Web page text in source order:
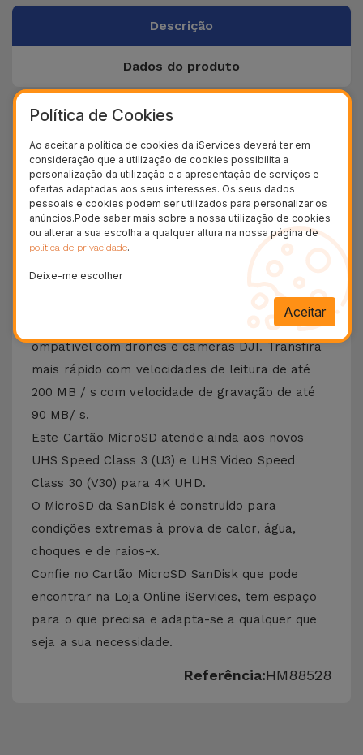
Descrição
Dados do produto
Garantia Duradoura
36 Meses
Entrega Grátis
24H
Encontre o Cartão MicroSD SanDisk
Trata-se de um cartão MicroSD SanDisk
ompatível com drones e câmeras DJI. Transfira
mais rápido com velocidades de leitura de até
200 MB / s com velocidade de gravação de até
90 MB/ s.
Este Cartão MicroSD atende ainda aos novos
UHS Speed ​​Class 3 (U3) e UHS Video Speed ​​
Class 30 (V30) para 4K UHD.
O MicroSD da SanDisk é construído para
condições extremas à prova de calor, água,
choques e de raios-x.
Confie no Cartão MicroSD SanDisk que pode
encontrar na Loja Online iServices, tem espaço
para o que precisa e adapta-se a qualquer que
seja a sua necessidade.
Referência:HM88528
Política de Cookies
Ao aceitar a política de cookies da iServices deverá ter em
consideração que a utilização de cookies possibilita a
personalização da utilização e a apresentação de serviços e
ofertas adaptadas aos seus interesses. Os seus dados
pessoais e cookies podem ser utilizados para personalizar os
anúncios.Pode saber mais sobre a nossa utilização de cookies
ou alterar a sua escolha a qualquer altura na nossa página de
política de privacidade.
Deixe-me escolher
Aceitar